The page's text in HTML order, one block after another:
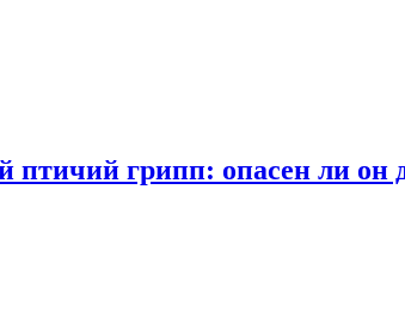
грипп: опасен ли он